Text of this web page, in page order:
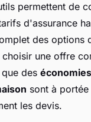
permettent de
d'assurance
des options
une offre
des
sont à
les devis.